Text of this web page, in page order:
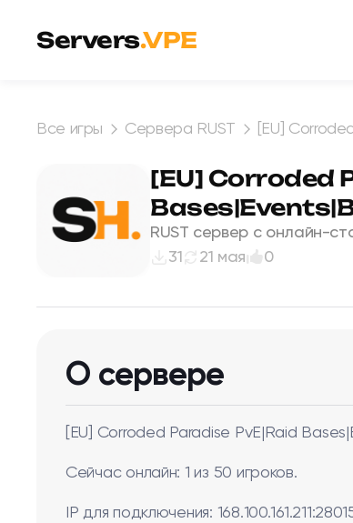
Servers.VPE
Все игры Сервера RUST [EU]
[EU] Corroded
RUST сервер с онлайн-
31
21 мая 0
О сервере
[EU] Corroded Paradise PvE|Raid
Сейчас онлайн: 1 из 50 игроков.
IP для подключения: